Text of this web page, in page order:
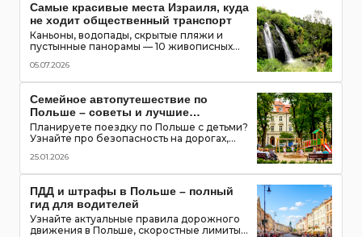
Самые красивые места Израиля, куда
не ходит общественный транспорт
Каньоны, водопады, скрытые пляжи и
пустынные панорамы — 10 живописных
только на автомобиле
05.07.2026
Семейное автопутешествие по
Польше – советы и лучшие
маршруты с детьми
Планируете поездку по Польше с детьми?
Узнайте про безопасность на дорогах,
полезные приложения для путешествия
всей семьей
25.01.2026
ПДД и штрафы в Польше – полный
гид для водителей
Узнайте актуальные правила дорожного
движения в Польше, скоростные лимиты,